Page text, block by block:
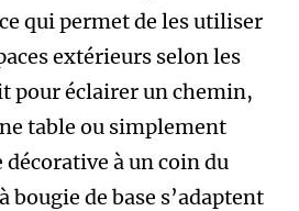
qui permet de les utiliser
extérieurs selon les
pour éclairer un chemin,
table ou simplement
à un coin du
bougie de base s’adaptent